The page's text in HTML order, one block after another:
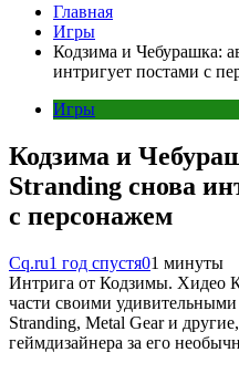
Главная
Игры
Кодзима и Чебурашка:
интригует постами с
Игры
Кодзима и
Stranding снова
с персонажем
Cq.ru1 год спустя01 минуты
Интрига от Кодзимы. Хидео
части своими
Stranding, Metal Gear и
геймдизайнера за его